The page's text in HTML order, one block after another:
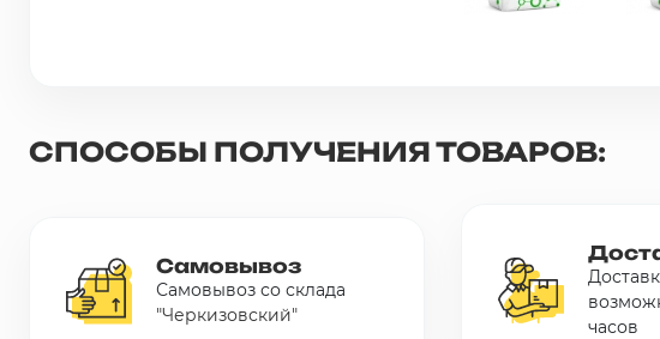
Электрика
СПОСОБЫ ПОЛУЧЕНИЯ ТОВАРОВ:
Самовывоз
Самовывоз со склада
"Черкизовский"
часов